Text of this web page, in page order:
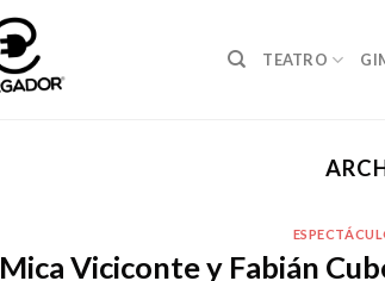
TEATRO
Mica Viciconte y Fabián